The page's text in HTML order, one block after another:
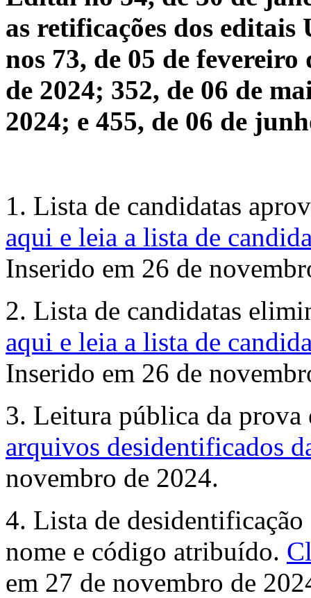
as retificações dos editais
nos 73, de 05 de
de 2024; 352, de 06 de
2024; e 455, de 06 de
1. Lista de candidatas
aqui e leia a lista de
Inserido em 26 de
2. Lista de candidatas
aqui e leia a lista de
Inserido em 26 de
3. Leitura pública da
arquivos desidentificados
novembro de 2024.
4. Lista de desidentificação
nome e código atribuído.
em 27 de novembro de